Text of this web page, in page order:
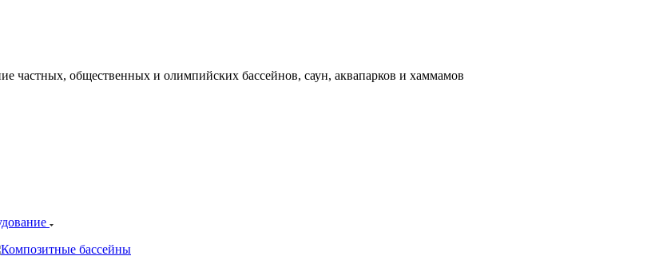
частных, общественных и олимпийских бассейнов, саун, аквапарков и хаммамов